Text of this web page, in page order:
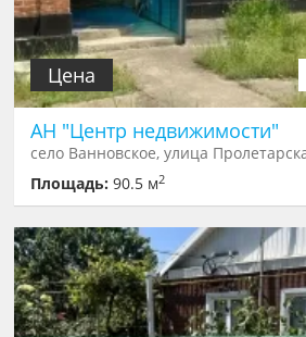
Цена
АН "Центр недвижимости"
село Ванновское, улица
Площадь:90.5 м2